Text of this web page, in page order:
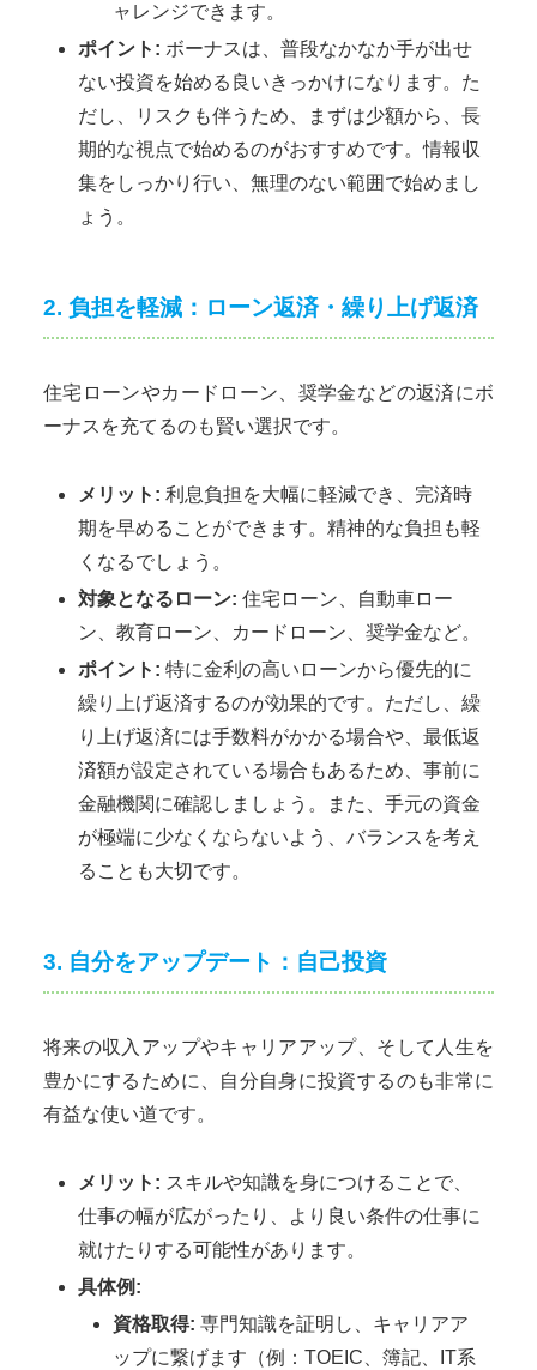
ャレンジできます。
ポイント: ボーナスは、普段なかなか手が出せ
ない投資を始める良いきっかけになります。た
だし、リスクも伴うため、まずは少額から、長
期的な視点で始めるのがおすすめです。情報収
集をしっかり行い、無理のない範囲で始めまし
ょう。
2. 負担を軽減：ローン返済・繰り上げ返済
住宅ローンやカードローン、奨学金などの返済にボ
ーナスを充てるのも賢い選択です。
メリット: 利息負担を大幅に軽減でき、完済時
期を早めることができます。精神的な負担も軽
くなるでしょう。
対象となるローン: 住宅ローン、自動車ロー
ン、教育ローン、カードローン、奨学金など。
ポイント: 特に金利の高いローンから優先的に
繰り上げ返済するのが効果的です。ただし、繰
り上げ返済には手数料がかかる場合や、最低返
済額が設定されている場合もあるため、事前に
金融機関に確認しましょう。また、手元の資金
が極端に少なくならないよう、バランスを考え
ることも大切です。
3. 自分をアップデート：自己投資
将来の収入アップやキャリアアップ、そして人生を
豊かにするために、自分自身に投資するのも非常に
有益な使い道です。
メリット: スキルや知識を身につけることで、
仕事の幅が広がったり、より良い条件の仕事に
就けたりする可能性があります。
具体例:
資格取得: 専門知識を証明し、キャリアア
ップに繋げます（例：TOEIC、簿記、IT系